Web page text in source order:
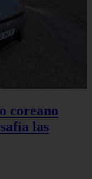
coreano
las